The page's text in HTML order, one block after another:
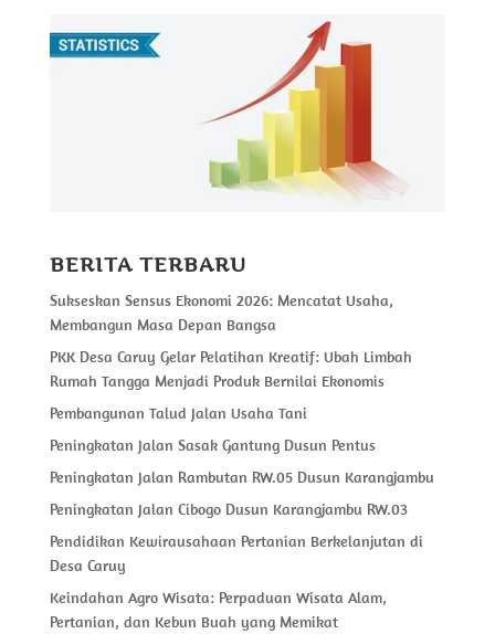
BERITA TERBARU
Sukseskan Sensus Ekonomi 2026: Mencatat Usaha,
Membangun Masa Depan Bangsa
PKK Desa Caruy Gelar Pelatihan Kreatif: Ubah Limbah
Rumah Tangga Menjadi Produk Bernilai Ekonomis
Pembangunan Talud Jalan Usaha Tani
Peningkatan Jalan Sasak Gantung Dusun Pentus
Peningkatan Jalan Rambutan RW.05 Dusun Karangjambu
Peningkatan Jalan Cibogo Dusun Karangjambu RW.03
Pendidikan Kewirausahaan Pertanian Berkelanjutan di
Desa Caruy
Keindahan Agro Wisata: Perpaduan Wisata Alam,
Pertanian, dan Kebun Buah yang Memikat